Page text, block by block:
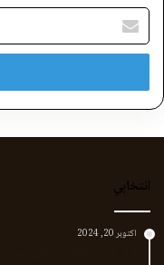
برېښنالیک
پته
انتخابي
اکتوبر 20, 2024